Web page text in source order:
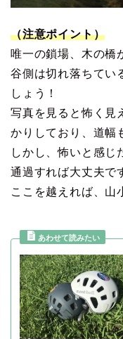
（注意ポイント）
唯一の鎖場、木の橋
谷側は切れ落ちてい
しょう！
写真を見ると怖く見
かりしており、道幅
しかし、怖いと感じ
通過すれば大丈夫で
ここを越えれば、山